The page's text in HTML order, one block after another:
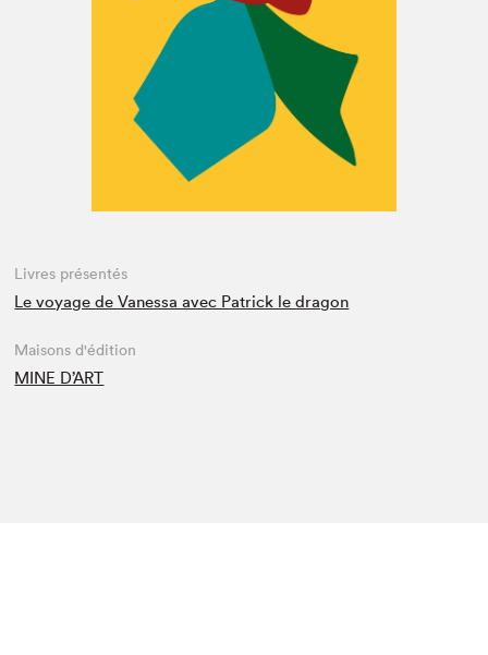
Espace enseignant·e·s
Livres présentés
Le voyage de Vanessa avec Patrick le dragon
Maisons d'édition
MINE D’ART